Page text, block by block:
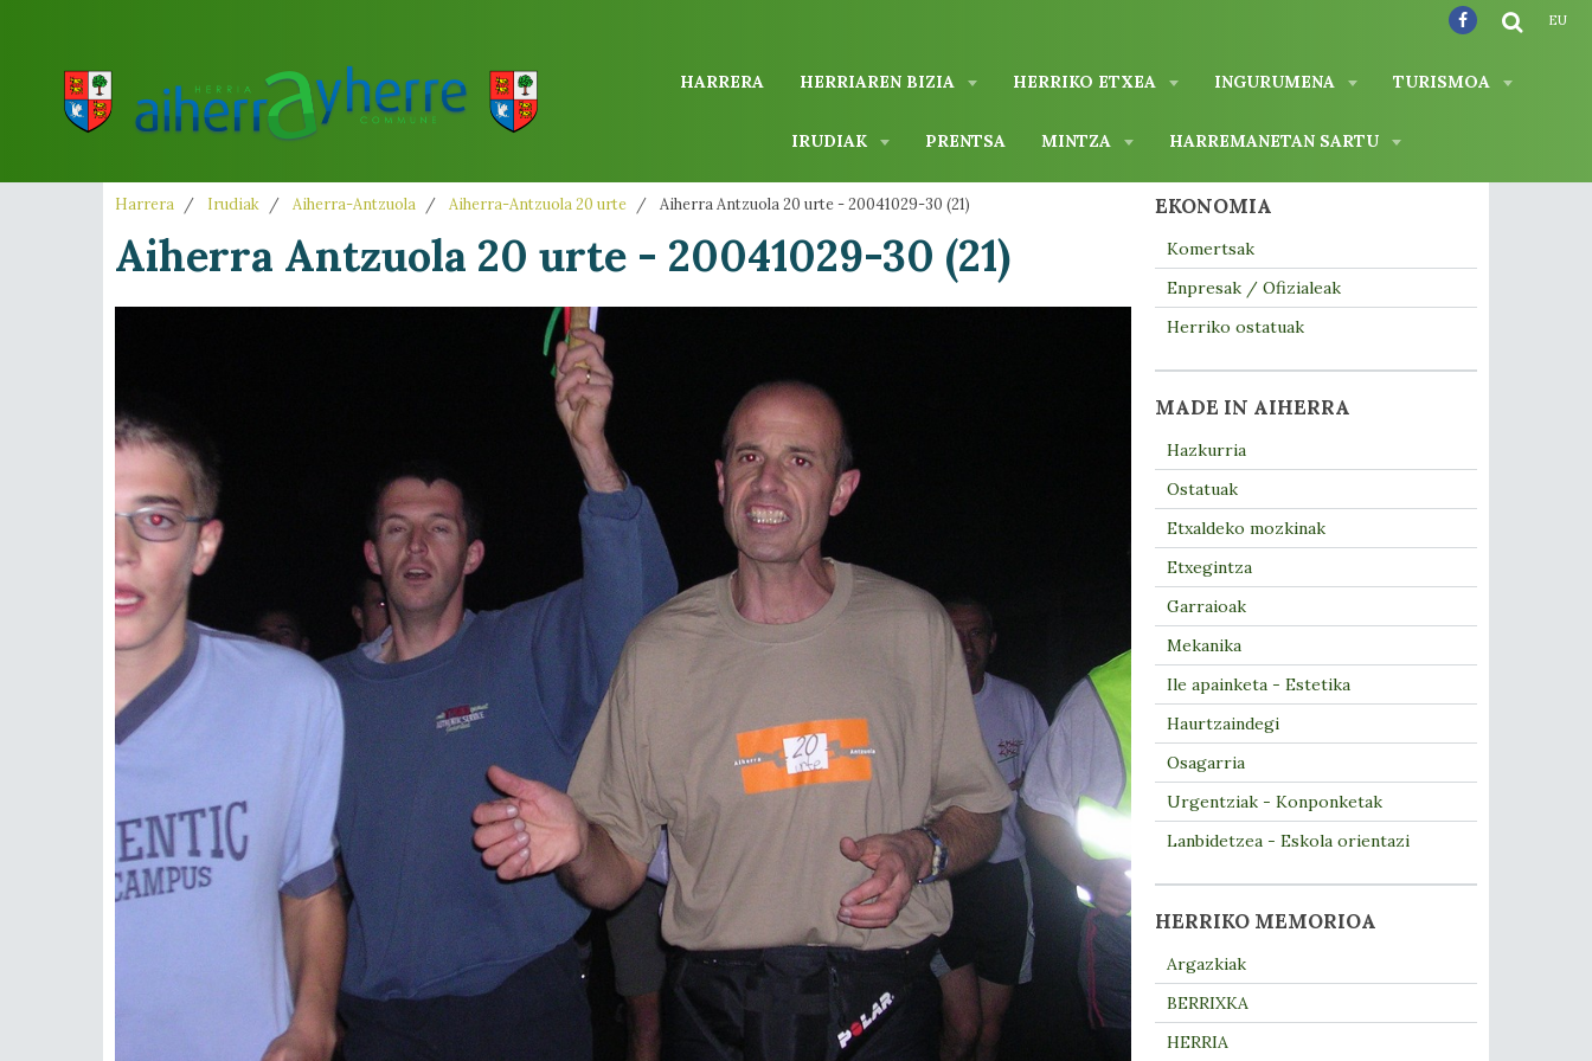
HARRERA HERRIAREN BIZIA HERRIKO ETXEA INGURUMENA TURISMOA
IRUDIAK PRENTSA MINTZA HARREMANETAN SARTU
EU
Harrera Irudiak Aiherra-Antzuola Aiherra-Antzuola 20 urte Aiherra Antzuola 20 urte - 20041029-30 (21)
Aiherra Antzuola 20 urte - 20041029-30 (21)
EKONOMIA
Komertsak
Enpresak / Ofizialeak
Herriko ostatuak
MADE IN AIHERRA
Hazkurria
Ostatuak
Etxaldeko mozkinak
Etxegintza
Garraioak
Mekanika
Ile apainketa - Estetika
Haurtzaindegi
Osagarria
Urgentziak - Konponketak
Lanbidetzea - Eskola orientazi
HERRIKO MEMORIOA
Argazkiak
BERRIXKA
HERRIA